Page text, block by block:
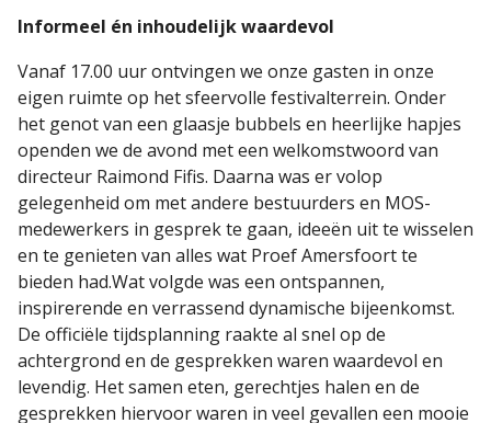
Informeel én inhoudelijk waardevol
Vanaf 17.00 uur ontvingen we onze gasten in onze
eigen ruimte op het sfeervolle festivalterrein. Onder
het genot van een glaasje bubbels en heerlijke hapjes
openden we de avond met een welkomstwoord van
directeur Raimond Fifis. Daarna was er volop
gelegenheid om met andere bestuurders en MOS-
medewerkers in gesprek te gaan, ideeën uit te wisselen
en te genieten van alles wat Proef Amersfoort te
bieden had.Wat volgde was een ontspannen,
inspirerende en verrassend dynamische bijeenkomst.
De officiële tijdsplanning raakte al snel op de
achtergrond en de gesprekken waren waardevol en
levendig. Het samen eten, gerechtjes halen en de
gesprekken hiervoor waren in veel gevallen een mooie